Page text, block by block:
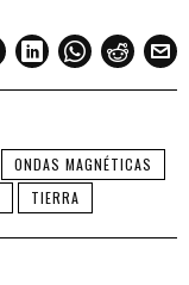
ONDAS MAGNÉTICAS
TIERRA